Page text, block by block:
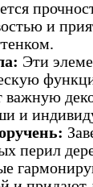
и
Эти
и
перил